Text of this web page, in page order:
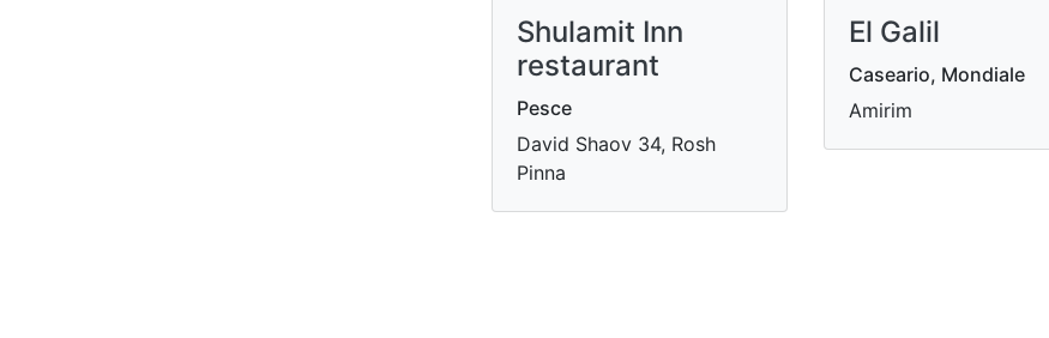
Shulamit Inn
restaurant
Pesce
David Shaov 34, Rosh
Pinna
El Galil
Caseario, Mondiale
Amirim